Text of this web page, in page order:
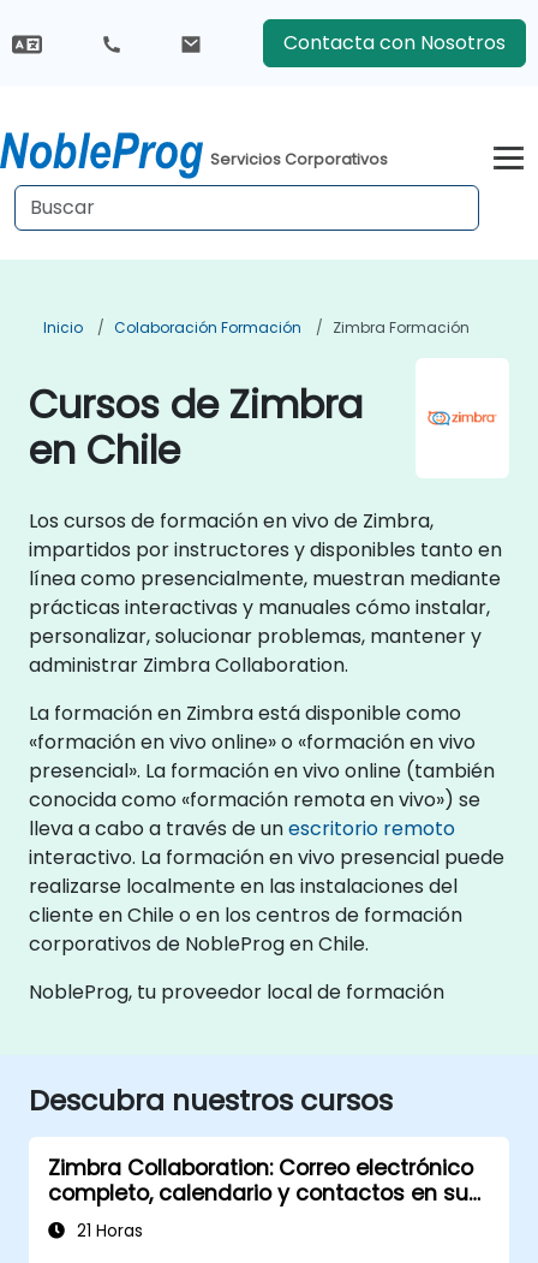
Contacta con Nosotros
Servicios Corporativos
Inicio Colaboración Formación Zimbra Formación
Cursos de Zimbra
en Chile
Los cursos de formación en vivo de Zimbra,
impartidos por instructores y disponibles tanto en
línea como presencialmente, muestran mediante
prácticas interactivas y manuales cómo instalar,
personalizar, solucionar problemas, mantener y
administrar Zimbra Collaboration.
La formación en Zimbra está disponible como
«formación en vivo online» o «formación en vivo
presencial». La formación en vivo online (también
conocida como «formación remota en vivo») se
lleva a cabo a través de unescritorio remoto
interactivo. La formación en vivo presencial puede
realizarse localmente en las instalaciones del
cliente en Chile o en los centros de formación
corporativos de NobleProg en Chile.
NobleProg, tu proveedor local de formación
Descubra nuestros cursos
Zimbra Collaboration: Correo electrónico
completo, calendario y contactos en sus
propios servidores
21 Horas